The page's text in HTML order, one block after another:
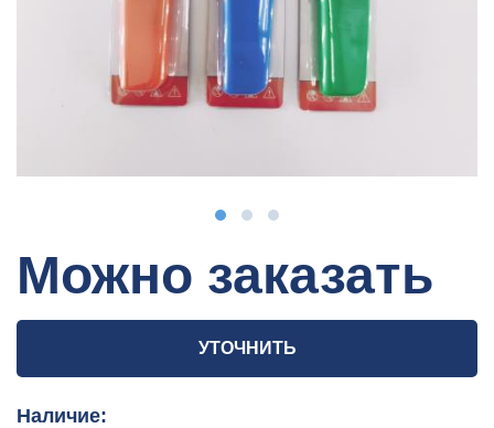
Можно заказать
УТОЧНИТЬ
Наличие: